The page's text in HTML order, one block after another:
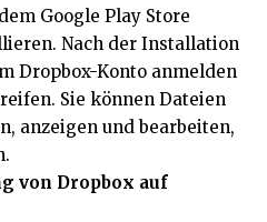
Google Play Store
Nach der Installation
Dropbox-Konto anmelden
Sie können Dateien
anzeigen und bearbeiten,
von Dropbox auf